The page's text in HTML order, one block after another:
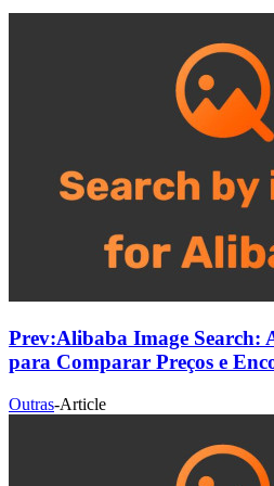
Prev:Alibaba Image Search:
para Comparar Preços e
Outras-Article